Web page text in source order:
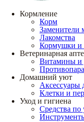
Кормление
Корм
Заменители
Лакомства
Кормушки и
Ветеринарная
Витамины и
Домашний уют
Аксессуары
Клетки и
Уход и гигиена
Средства по